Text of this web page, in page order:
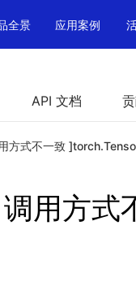
全景 应用案例
API 文档
方式不一致
用方